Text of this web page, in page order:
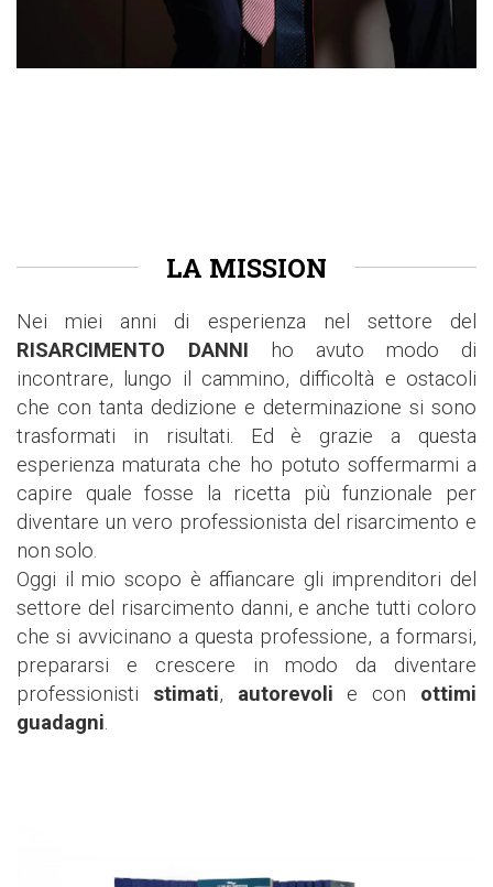
LA MISSION
Nei miei anni di esperienza nel settore del
RISARCIMENTO DANNI ho avuto modo di
incontrare, lungo il cammino, difficoltà e ostacoli
che con tanta dedizione e determinazione si sono
trasformati in risultati. Ed è grazie a questa
esperienza maturata che ho potuto soffermarmi a
capire quale fosse la ricetta più funzionale per
diventare un vero professionista del risarcimento e
non solo.
Oggi il mio scopo è affiancare gli imprenditori del
settore del risarcimento danni, e anche tutti coloro
che si avvicinano a questa professione, a formarsi,
prepararsi e crescere in modo da diventare
professionisti stimati, autorevoli e con ottimi
guadagni